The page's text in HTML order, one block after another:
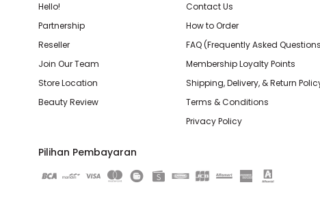
Hello!
Partnership
Reseller
Join Our Team
Store Location
Beauty Review
Contact Us
How to Order
FAQ (Frequently Asked
Membership Loyalty Points
Shipping, Delivery, & Return
Terms & Conditions
Privacy Policy
Pilihan Pembayaran